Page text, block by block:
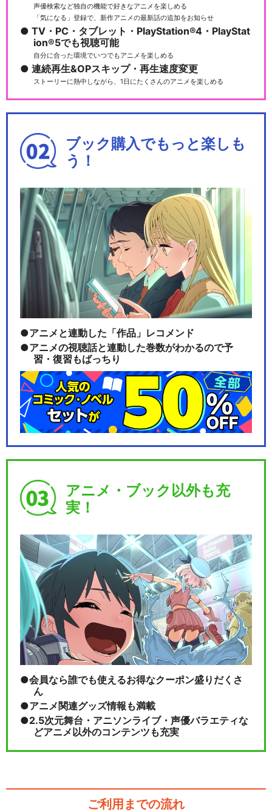
声優検索など独自の機能で好きなアニメを楽しめる
「気になる」登録で、新作アニメの最新話の追加をお知らせ
TV・PC・タブレット・PlayStation®4・PlayStat
ion®5でも視聴可能
自分に合った環境でいつでもアニメを楽しめる
連続再生&OPスキップ・再生速度変更
ストーリーに熱中しながら、1日にたくさんのアニメを楽しめる
ブック購入でもっと楽しも
う！
アニメと連動した「作品」レコメンド
アニメの視聴話と連動した巻数がわかるので予
習・復習もばっちり
アニメ・ブック以外も充
実！
会員なら誰でも使えるお得なクーポン盛りだくさ
ん
アニメ関連グッズ情報も満載
2.5次元舞台・アニソンライブ・声優バラエティな
どアニメ以外のコンテンツも充実
ご利用までの流れ